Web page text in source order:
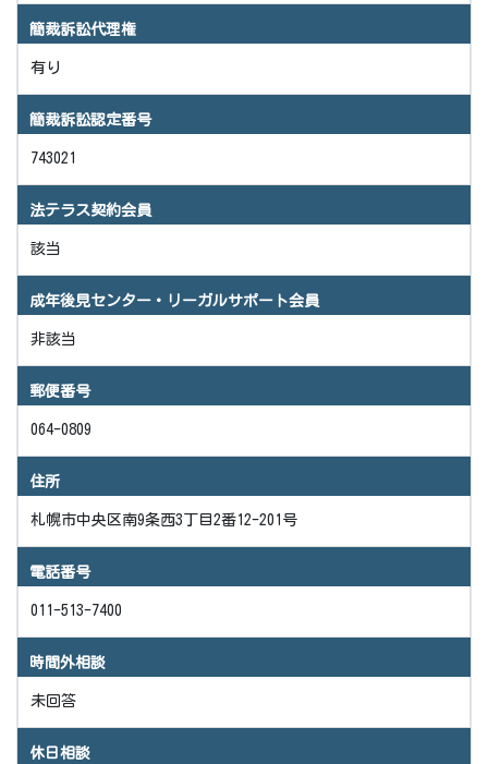
簡裁訴訟代理権
有り
簡裁訴訟認定番号
743021
法テラス契約会員
該当
成年後見センター・リーガルサポート会員
非該当
郵便番号
064-0809
住所
札幌市中央区南9条西3丁目2番12-201号
電話番号
011-513-7400
時間外相談
未回答
休日相談